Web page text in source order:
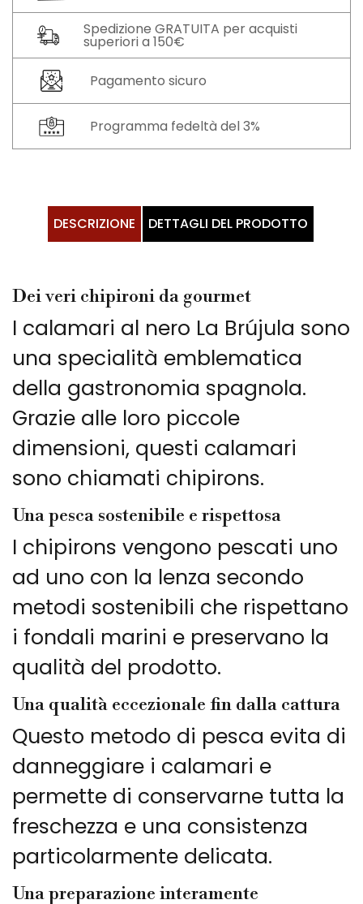
Spedizione GRATUITA per acquisti
superiori a 150€
Pagamento sicuro
Programma fedeltà del 3%
DESCRIZIONE DETTAGLI DEL PRODOTTO
Dei veri chipironi da gourmet
I calamari al nero La Brújula sono
una specialità emblematica
della gastronomia spagnola.
Grazie alle loro piccole
dimensioni, questi calamari
sono chiamati chipirons.
Una pesca sostenibile e rispettosa
I chipirons vengono pescati uno
ad uno con la lenza secondo
metodi sostenibili che rispettano
i fondali marini e preservano la
qualità del prodotto.
Una qualità eccezionale fin dalla cattura
Questo metodo di pesca evita di
danneggiare i calamari e
permette di conservarne tutta la
freschezza e una consistenza
particolarmente delicata.
Una preparazione interamente